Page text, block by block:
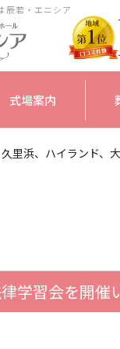
辰若・エニシア
式場案内
里浜、ハイランド、
学習会を開催